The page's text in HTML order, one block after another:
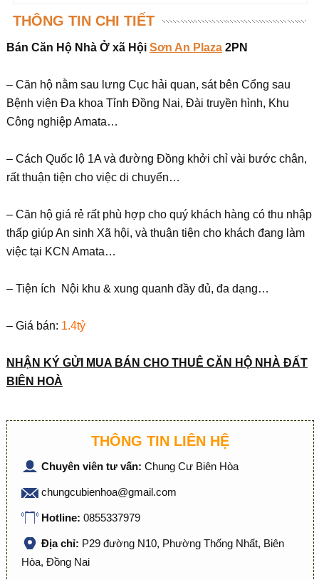
THÔNG TIN CHI TIẾT
Bán Căn Hộ Nhà Ở xã Hội Sơn An Plaza2PN
– Căn hộ nằm sau lưng Cục hải quan, sát bên Cổng sau
Bệnh viện Đa khoa Tỉnh Đồng Nai, Đài truyền hình, Khu
Công nghiệp Amata…
– Cách Quốc lộ 1A và đường Đồng khởi chỉ vài bước chân,
rất thuận tiện cho việc di chuyển…
– Căn hộ giá rẻ rất phù hợp cho quý khách hàng có thu nhập
thấp giúp An sinh Xã hội, và thuận tiện cho khách đang làm
việc tại KCN Amata…
– Tiện ích Nội khu & xung quanh đầy đủ, đa dạng…
– Giá bán: 1.4tỷ
NHẬ N KÝ GỬI MUA BÁN CHO THUÊ CĂ N HỘNHÀ ĐẤT
BIÊN HOÀ
THÔNG TIN LIÊN HỆ
Chuyên viên tư vấn: Chung Cư Biên Hòa
chungcubienhoa@gmail.com
Hotline: 0855337979
Địa chỉ: P29 đường N10, Phường Thống Nhất, Biên
Hòa, Đồng Nai